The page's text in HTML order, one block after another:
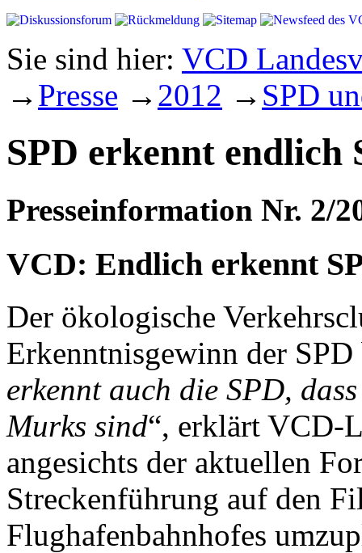
Sie sind hier: VCD
→ Presse → 2012 → SPD
SPD erkennt endlich
Presseinformation Nr. 2/
VCD: Endlich erkennt
Der ökologische
Erkenntnisgewinn der
erkennt auch die SPD,
Murks sind“, erklärt VCD-
angesichts der aktuellen
Streckenführung auf den
Flug­hafen­bahnhofes